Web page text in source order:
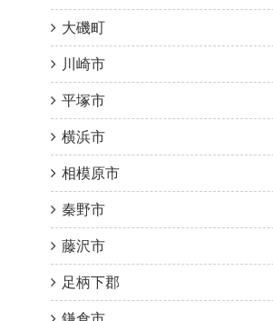
大磯町
川崎市
平塚市
横浜市
相模原市
秦野市
藤沢市
足柄下郡